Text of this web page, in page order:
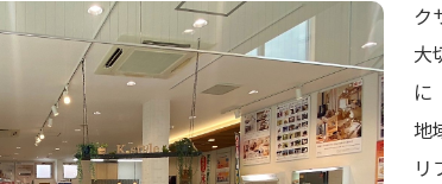
ク
大
に
地
リ